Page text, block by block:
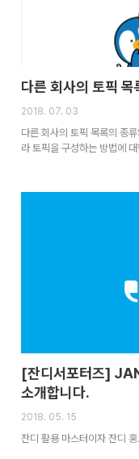
다른 회사의 토픽
2018. 07. 03
다른 회사의 토픽 목록의 종
라 토픽을 구성하는 방법에
[잔디서포터즈]
소개합니다.
2018. 05. 15
잔디 활용 마스터이자 잔디